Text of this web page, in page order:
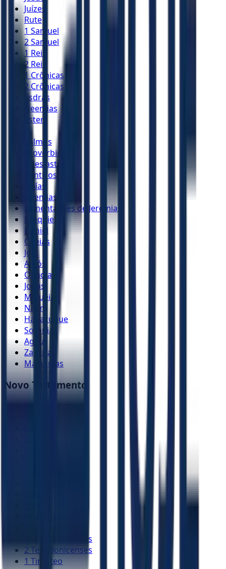
Juízes
Rute
1 Samuel
2 Samuel
1 Reis
2 Reis
1 Crônicas
2 Crônicas
Esdras
Neemias
Ester
Jó
Salmos
Provérbios
Eclesiastes
Cânticos
Isaías
Jeremias
Lamentações de Jeremias
Ezequiel
Daniel
Oséias
Joel
Amós
Obadias
Jonas
Miquéias
Naum
Habacuque
Sofonias
Ageu
Zacarias
Malaquias
Novo Testamento
1 Tessalonicenses
2 Tessalonicenses
1 Timóteo